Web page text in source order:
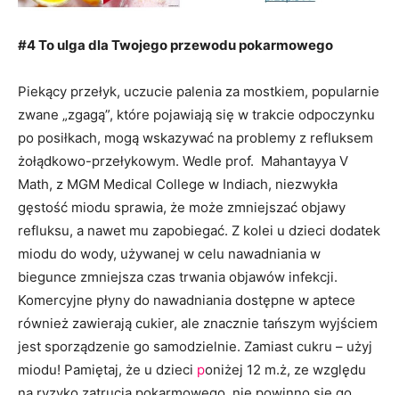
#4 To ulga dla Twojego przewodu pokarmowego
Piekący przełyk, uczucie palenia za mostkiem, popularnie
zwane „zgagą”, które pojawiają się w trakcie odpoczynku
po posiłkach, mogą wskazywać na problemy z refluksem
żołądkowo-przełykowym. Wedle prof. Mahantayya V
Math, z MGM Medical College w Indiach, niezwykła
gęstość miodu sprawia, że może zmniejszać objawy
refluksu, a nawet mu zapobiegać. Z kolei u dzieci dodatek
miodu do wody, używanej w celu nawadniania w
biegunce zmniejsza czas trwania objawów infekcji.
Komercyjne płyny do nawadniania dostępne w aptece
również zawierają cukier, ale znacznie tańszym wyjściem
jest sporządzenie go samodzielnie. Zamiast cukru – użyj
miodu! Pamiętaj, że u dzieci poniżej 12 m.ż, ze względu